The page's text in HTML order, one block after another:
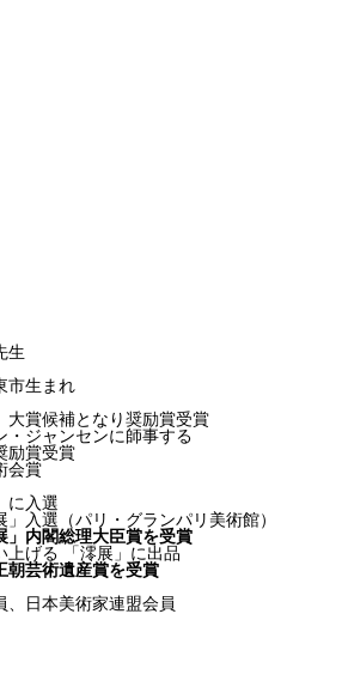
生
市生まれ
大賞候補となり奨励賞受賞
・ジャンセンに師事する
励賞受賞
会賞
に入選
」入選（パリ・グランパリ美術館）
」内閣総理大臣賞を受賞
上げる 「澪展」に出品
朝芸術遺産賞を受賞
日本美術家連盟会員